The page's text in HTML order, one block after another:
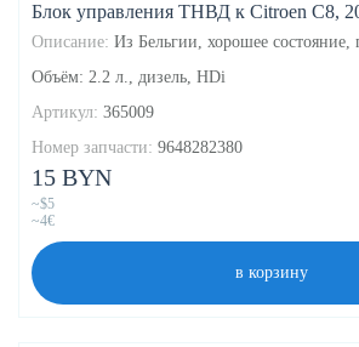
Блок управления ТНВД к Citroen C8,
Описание: Из Бельгии, хорошее состояние,
Объём: 2.2 л., дизель, HDi
Артикул: 365009
Номер запчасти: 9648282380
15 BYN
~$5
~4€
в корзину